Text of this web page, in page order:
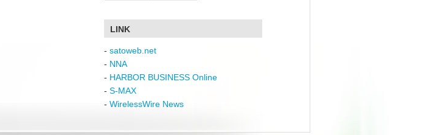
LINK
- satoweb.net
- NNA
- HARBOR BUSINESS Online
- S-MAX
- WirelessWire News